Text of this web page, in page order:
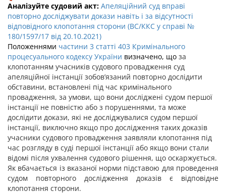
Аналізуйте судовий акт: Апеляційний суд вправі
повторно досліджувати докази навіть і за відсутності
відповідного клопотання сторони (ВС/ККС у справі №
180/1597/17 від 20.10.2021)
Положеннями частини 3 статті 403 Кримінального
процесуального кодексу України визначено, що за
клопотанням учасників судового провадження суд
апеляційної інстанції зобов’язаний повторно дослідити
обставини, встановлені під час кримінального
провадження, за умови, що вони досліджені судом першої
інстанції не повністю або з порушеннями, та може
дослідити докази, які не досліджувалися судом першої
інстанції, виключно якщо про дослідження таких доказів
учасники судового провадження заявляли клопотання під
час розгляду в суді першої інстанції або якщо вони стали
відомі після ухвалення судового рішення, що оскаржується.
Як вбачається із вказаної норми підставою для проведення
судом повторного дослідження доказів є відповідне
клопотання сторони.